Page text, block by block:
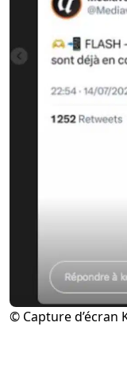
© Capture d’écran